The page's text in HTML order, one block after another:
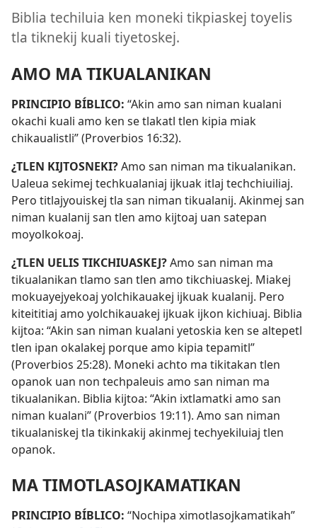
Biblia techiluia ken moneki tikpiaskej toyelis
tla tiknekij kuali tiyetoskej.
AMO MA TIKUALANIKAN
PRINCIPIO BÍBLICO: “Akin amo san niman kualani
okachi kuali amo ken se tlakatl tlen kipia miak
chikaualistli” (Proverbios 16:32).
¿TLEN KIJTOSNEKI?Amo san niman ma tikualanikan.
Ualeua sekimej techkualaniaj ijkuak itlaj techchiuiliaj.
Pero titlajyouiskej tla san niman tikualanij. Akinmej san
niman kualanij san tlen amo kijtoaj uan satepan
moyolkokoaj.
¿TLEN UELIS TIKCHIUASKEJ?Amo san niman ma
tikualanikan tlamo san tlen amo tikchiuaskej. Miakej
mokuayejyekoaj yolchikauakej ijkuak kualanij. Pero
kiteititiaj amo yolchikauakej ijkuak ijkon kichiuaj. Biblia
kijtoa: “Akin san niman kualani yetoskia ken se altepetl
tlen ipan okalakej porque amo kipia tepamitl”
(Proverbios 25:28). Moneki achto ma tikitakan tlen
opanok uan non techpaleuis amo san niman ma
tikualanikan. Biblia kijtoa: “Akin ixtlamatki amo san
niman kualani” (Proverbios 19:11). Amo san niman
tikualaniskej tla tikinkakij akinmej techyekiluiaj tlen
opanok.
MA TIMOTLASOJKAMATIKAN
PRINCIPIO BÍBLICO: “Nochipa ximotlasojkamatikah”